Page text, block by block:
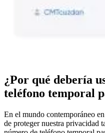
¿Por qué debería
teléfono temporal
En el mundo contemporáneo
de proteger nuestra privacidad